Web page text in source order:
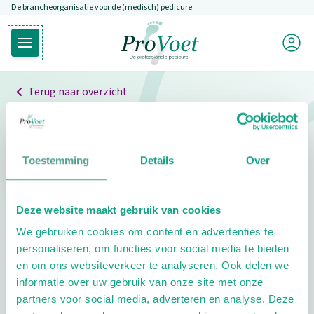
Toestemming Details Over
Deze website maakt gebruik van cookies
We gebruiken cookies om content en advertenties te
personaliseren, om functies voor social media te bieden
en om ons websiteverkeer te analyseren. Ook delen we
informatie over uw gebruik van onze site met onze
partners voor social media, adverteren en analyse. Deze
Overslaan en naar de inhoud gaan
De brancheorganisatie voor de (medisch) pedicure
Open hoofdmenu
Ga naar de homepagina
Mijn
Terug naar overzicht
Professionals
Pedicure niet gevonden
pedicure.